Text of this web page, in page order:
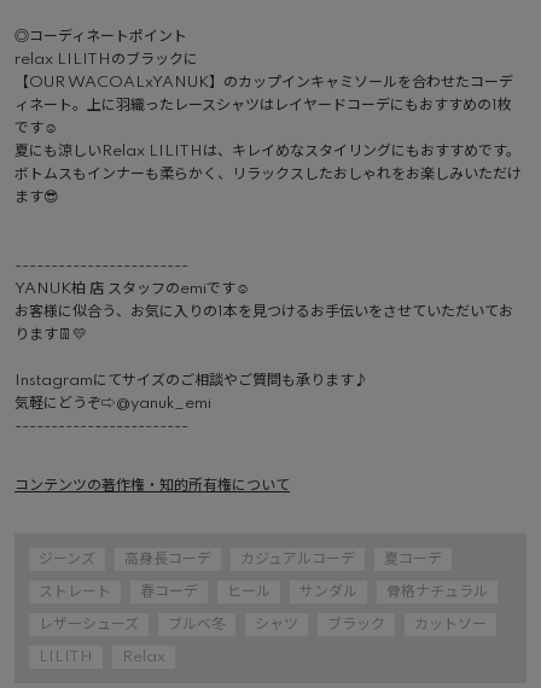
◎コーディネートポイント
relax LILITHのブラックに
【OUR WACOALxYANUK】のカップインキャミソールを合わせたコーデ
ィネート。上に羽織ったレースシャツはレイヤードコーデにもおすすめの1枚
です☺︎
夏にも涼しいRelax LILITHは、キレイめなスタイリングにもおすすめです。
ボトムスもインナーも柔らかく、リラックスしたおしゃれをお楽しみいただけ
ます😎
------------------------
YANUK柏 店 スタッフのemiです☺︎
お客様に似合う、お気に入りの1本を見つけるお手伝いをさせていただいてお
ります👖💛
Instagramにてサイズのご相談やご質問も承ります♪
気軽にどうぞ⇨@yanuk_emi
------------------------
コンテンツの著作権・知的所有権について
ジーンズ 高身長コーデ カジュアルコーデ 夏コーデ
ストレート 春コーデ ヒール サンダル 骨格ナチュラル
レザーシューズ ブルべ冬 シャツ ブラック カットソー
LILITH Relax